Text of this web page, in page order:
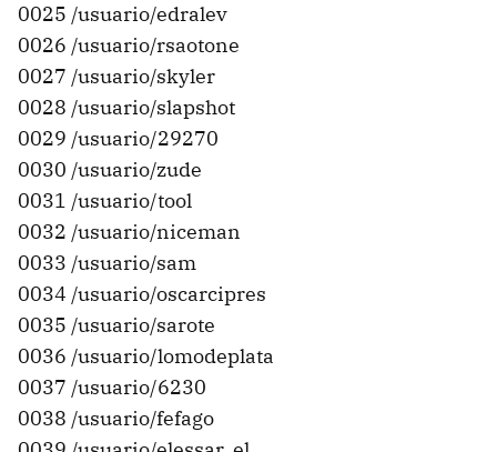
0025 /usuario/edralev
0026 /usuario/rsaotone
0027 /usuario/skyler
0028 /usuario/slapshot
0029 /usuario/29270
0030 /usuario/zude
0031 /usuario/tool
0032 /usuario/niceman
0033 /usuario/sam
0034 /usuario/oscarcipres
0035 /usuario/sarote
0036 /usuario/lomodeplata
0037 /usuario/6230
0038 /usuario/fefago